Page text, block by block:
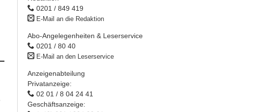
0201 / 849 419
E-Mail an die Redaktion
Abo-Angelegenheiten & Leserservice
0201 / 80 40
E-Mail an den Leserservice
Anzeigenabteilung
Privatanzeige:
02 01 / 8 04 24 41
Geschäftsanzeige: